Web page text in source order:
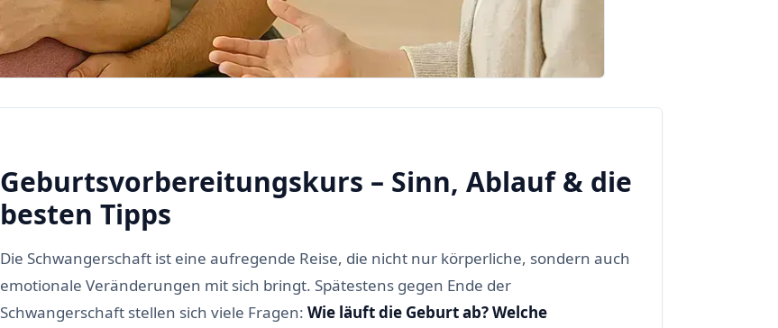
Geburtsvorbereitungskurs – Sinn, Ablauf & die
besten Tipps
Die Schwangerschaft ist eine aufregende Reise, die nicht nur körperliche, sondern auch
emotionale Veränderungen mit sich bringt. Spätestens gegen Ende der
Schwangerschaft stellen sich viele Fragen: Wie läuft die Geburt ab? Welche